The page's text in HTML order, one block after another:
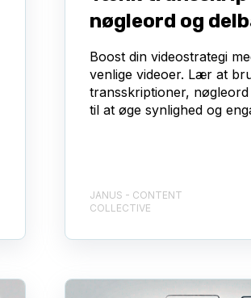
nøgleord og
Boost din videostrategi
venlige videoer. Lær at
transskriptioner,
til at øge synlighed og
JANUS - CONTENT
COLLECTIVE